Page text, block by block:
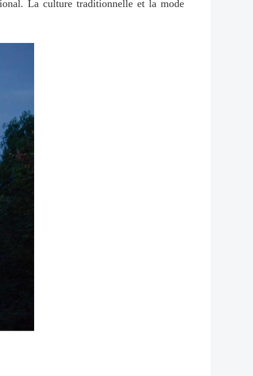
La culture traditionnelle et la mode